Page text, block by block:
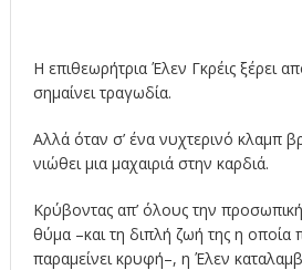
Η επιθεωρήτρια Έλεν Γκρέις ξέρει
σημαίνει τραγωδία.
Αλλά όταν σ’ ένα νυχτερινό κλαμπ
νιώθει μια μαχαιριά στην καρδιά.
Κρύβοντας απ’ όλους την
θύμα –και τη διπλή ζωή της η οποία
παραμείνει κρυφή–, η Έλεν